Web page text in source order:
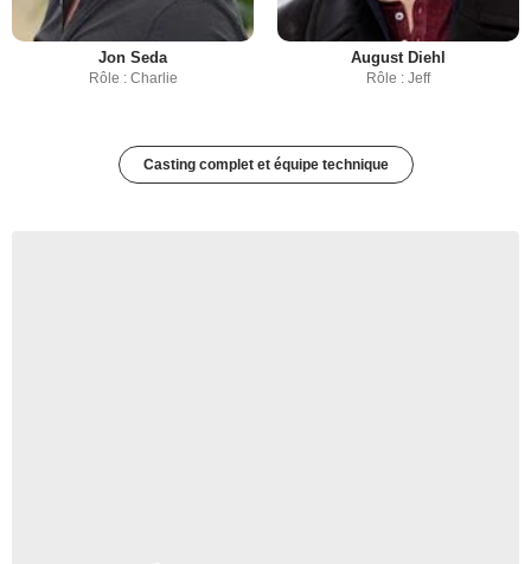
Jon Seda
Rôle : Charlie
August Diehl
Rôle : Jeff
Casting complet et équipe technique